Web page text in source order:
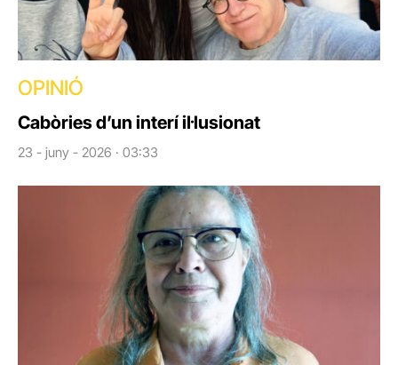
OPINIÓ
Cabòries d’un interí il·lusionat
23 - juny - 2026 · 03:33